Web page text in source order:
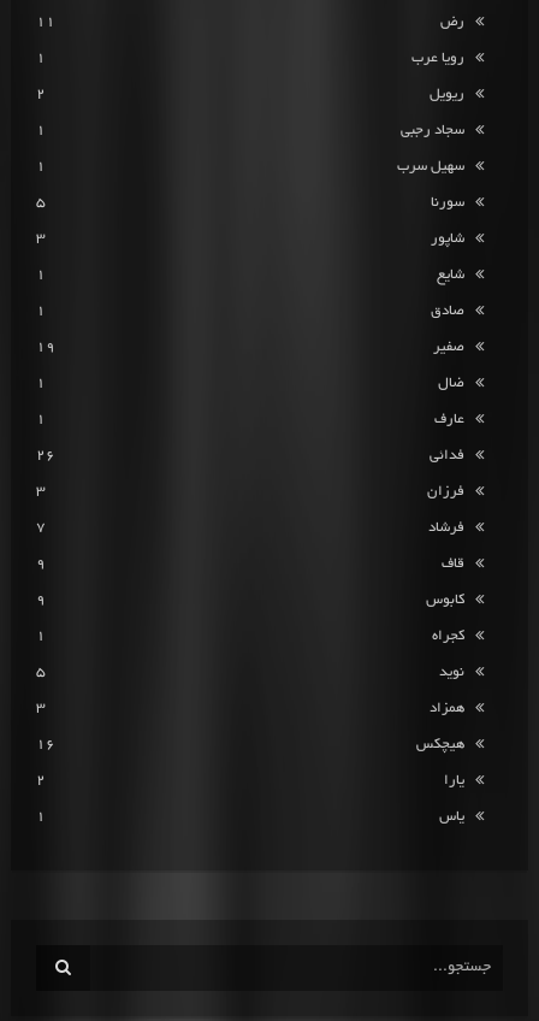
رض 11
رویا عرب 1
ریویل 2
سجاد رجبی 1
سهیل سرب 1
سورنا 5
شاپور 3
شایع 1
صادق 1
صفیر 19
ضال 1
عارف 1
فدائی 26
فرزان 3
فرشاد 7
قاف 9
کابوس 9
کجراه 1
نوید 5
همزاد 3
هیچکس 16
یارا 2
یاس 1